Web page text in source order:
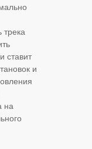
трека
ставит
и
на